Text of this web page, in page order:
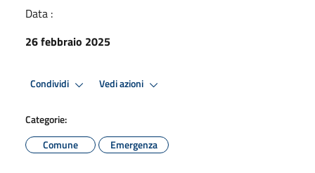
Data :
26 febbraio 2025
Condividi Vedi azioni
Categorie:
Comune
Emergenza